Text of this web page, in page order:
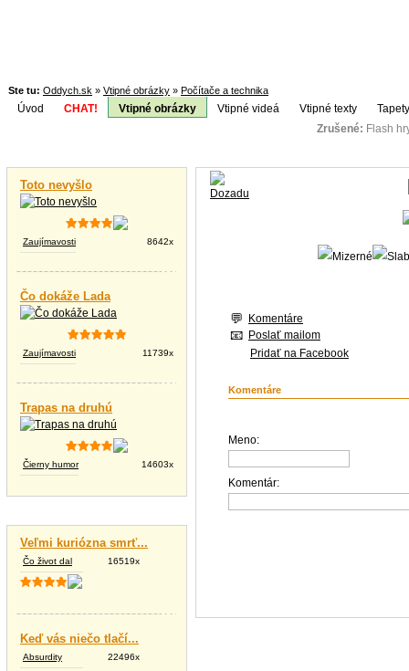
Ste tu: Oddych.sk » Vtipné obrázky » Počítače a technika
Úvod CHAT! Vtipné obrázky Vtipné videá Vtipné texty
Zrušené: Flash
Toto nevyšlo
Zaujímavosti 8642x
Čo dokáže Lada
Zaujímavosti 11739x
Trapas na druhú
Čierny humor 14603x
Veľmi kuriózna smrť...
Čo život dal 16519x
Keď vás niečo tlačí...
Absurdity 22496x
Komentáre
Poslať mailom
Pridať na Facebook
Komentáre
Meno:
Komentár: